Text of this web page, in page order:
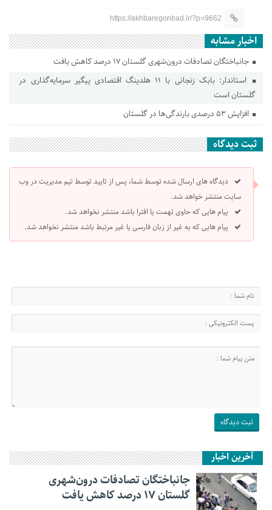
https://akhbaregonbad.ir/?p=9662
اخبار مشابه
جانباختگان تصادفات درون‌شهری گلستان ۱۷ درصد کاهش یافت
استاندار: بابک زنجانی با ۱۱ هلدینگ اقتصادی پیگیر سرمایه‌گذاری در
گلستان است
افزایش ۵۳ درصدی بارندگی‌ها در گلستان
ثبت دیدگاه
دیدگاه های ارسال شده توسط شما، پس از تایید توسط تیم مدیریت در وب
سایت منتشر خواهد شد.
پیام هایی که حاوی تهمت یا افترا باشد منتشر نخواهد شد.
پیام هایی که به غیر از زبان فارسی یا غیر مرتبط باشد منتشر نخواهد شد.
آخرین اخبار
جانباختگان تصادفات درون‌شهری
گلستان ۱۷ درصد کاهش یافت